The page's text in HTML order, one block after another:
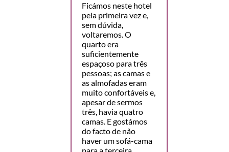
Ficámos neste hotel
pela primeira vez e,
sem dúvida,
voltaremos. O
quarto era
suficientemente
espaçoso para três
pessoas; as camas e
as almofadas eram
muito confortáveis e,
apesar de sermos
três, havia quatro
camas. E gostámos
do facto de não
haver um sofá-cama